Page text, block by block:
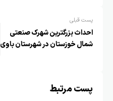
پست قبلی
احداث بزرگترین شهرک صنعتی
شمال خوزستان در شهرستان باوی
پست مرتبط